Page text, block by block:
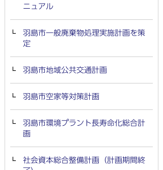
ニュアル
羽島市一般廃棄物処理実施計画を策
定
羽島市地域公共交通計画
羽島市空家等対策計画
羽島市環境プラント長寿命化総合計
画
社会資本総合整備計画（計画期間終